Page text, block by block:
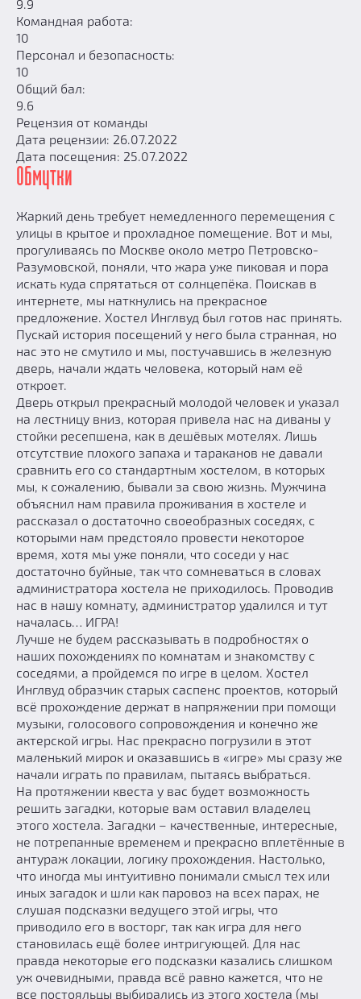
9.9
Командная работа:
10
Персонал и безопасность:
10
Общий бал:
9.6
Рецензия от команды
Дата рецензии: 26.07.2022
Дата посещения: 25.07.2022
Обмутки
Жаркий день требует немедленного перемещения с
улицы в крытое и прохладное помещение. Вот и мы,
прогуливаясь по Москве около метро Петровско-
Разумовской, поняли, что жара уже пиковая и пора
искать куда спрятаться от солнцепёка. Поискав в
интернете, мы наткнулись на прекрасное
предложение. Хостел Инглвуд был готов нас принять.
Пускай история посещений у него была странная, но
нас это не смутило и мы, постучавшись в железную
дверь, начали ждать человека, который нам её
откроет.
Дверь открыл прекрасный молодой человек и указал
на лестницу вниз, которая привела нас на диваны у
стойки ресепшена, как в дешёвых мотелях. Лишь
отсутствие плохого запаха и тараканов не давали
сравнить его со стандартным хостелом, в которых
мы, к сожалению, бывали за свою жизнь. Мужчина
объяснил нам правила проживания в хостеле и
рассказал о достаточно своеобразных соседях, с
которыми нам предстояло провести некоторое
время, хотя мы уже поняли, что соседи у нас
достаточно буйные, так что сомневаться в словах
администратора хостела не приходилось. Проводив
нас в нашу комнату, администратор удалился и тут
началась… ИГРА!
Лучше не будем рассказывать в подробностях о
наших похождениях по комнатам и знакомству с
соседями, а пройдемся по игре в целом. Хостел
Инглвуд образчик старых саспенс проектов, который
всё прохождение держат в напряжении при помощи
музыки, голосового сопровождения и конечно же
актерской игры. Нас прекрасно погрузили в этот
маленький мирок и оказавшись в «игре» мы сразу же
начали играть по правилам, пытаясь выбраться.
На протяжении квеста у вас будет возможность
решить загадки, которые вам оставил владелец
этого хостела. Загадки – качественные, интересные,
не потрепанные временем и прекрасно вплетённые в
антураж локации, логику прохождения. Настолько,
что иногда мы интуитивно понимали смысл тех или
иных загадок и шли как паровоз на всех парах, не
слушая подсказки ведущего этой игры, что
приводило его в восторг, так как игра для него
становилась ещё более интригующей. Для нас
правда некоторые его подсказки казались слишком
уж очевидными, правда всё равно кажется, что не
все постояльцы выбирались из этого хостела (мы